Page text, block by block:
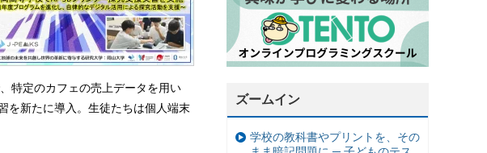
特定のカフェの売上データを用い
を新たに導入。生徒たちは個人端末
ズームイン
学校の教科書やプリントを、その